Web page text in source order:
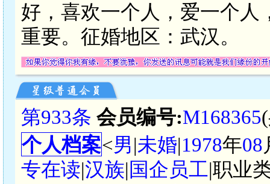
好，喜欢一个人，爱一个人
重要。征婚地区：武汉。
第933条 会员编号:M168365
个人档案<男|未婚|1978年08
专在读|汉族| 国企员工|职业